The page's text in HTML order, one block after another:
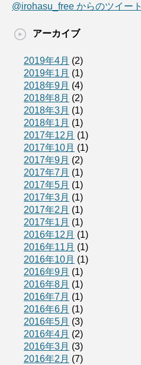
@irohasu_free からのツイート
アーカイブ
2019年4月 (2)
2019年1月 (1)
2018年9月 (4)
2018年8月 (2)
2018年3月 (1)
2018年1月 (1)
2017年12月 (1)
2017年10月 (1)
2017年9月 (2)
2017年7月 (1)
2017年5月 (1)
2017年3月 (1)
2017年2月 (1)
2017年1月 (1)
2016年12月 (1)
2016年11月 (1)
2016年10月 (1)
2016年9月 (1)
2016年8月 (1)
2016年7月 (1)
2016年6月 (1)
2016年5月 (3)
2016年4月 (2)
2016年3月 (3)
2016年2月 (7)